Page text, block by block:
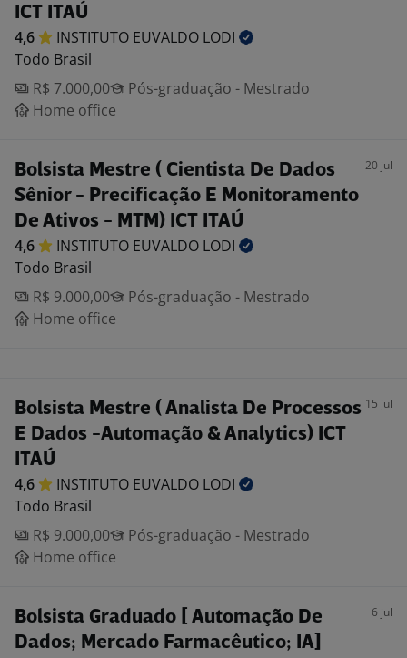
ICT ITAÚ
4,6 INSTITUTO EUVALDO LODI
Todo Brasil
R$ 7.000,00
Pós-graduação - Mestrado
Home office
Bolsista Mestre ( Cientista De Dados
Sênior - Precificação E Monitoramento
De Ativos - MTM) ICT ITAÚ
20 jul
4,6 INSTITUTO EUVALDO LODI
Todo Brasil
R$ 9.000,00
Pós-graduação - Mestrado
Home office
Bolsista Mestre ( Analista De Processos
E Dados -Automação & Analytics) ICT
ITAÚ
15 jul
4,6 INSTITUTO EUVALDO LODI
Todo Brasil
R$ 9.000,00
Pós-graduação - Mestrado
Home office
Bolsista Graduado [ Automação De
Dados; Mercado Farmacêutico; IA]
6 jul